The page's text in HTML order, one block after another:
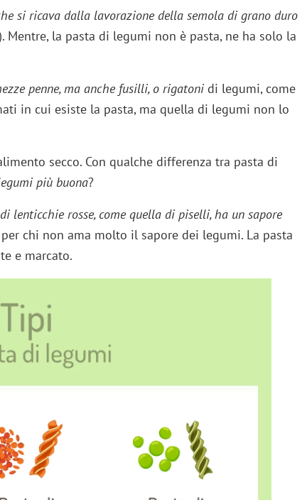
si ricava dalla lavorazione della semola di grano duro
la pasta di legumi non è pasta, ne ha solo la
penne, ma anche fusilli, o rigatonidi legumi, come
in cui esiste la pasta, ma quella di legumi non lo
secco. Con qualche differenza tra pasta di
più buona?
lenticchie rosse, come quella di piselli, ha un sapore
chi non ama molto il sapore dei legumi. La pasta
e marcato.